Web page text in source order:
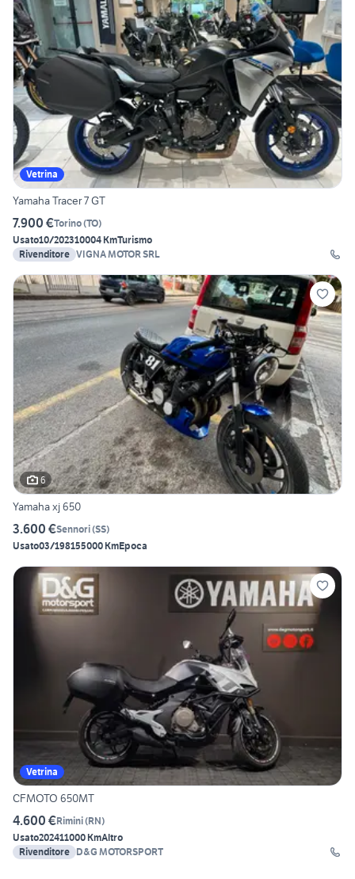
Vetrina
Yamaha Tracer 7 GT
7.900 €Torino(TO)
Usato10/202310004 KmTurismo
Rivenditore VIGNA MOTOR SRL
6
Yamaha xj 650
3.600 €Sennori(SS)
Usato03/198155000 KmEpoca
Vetrina
CFMOTO 650MT
4.600 €Rimini(RN)
Usato202411000 KmAltro
Rivenditore D&G MOTORSPORT